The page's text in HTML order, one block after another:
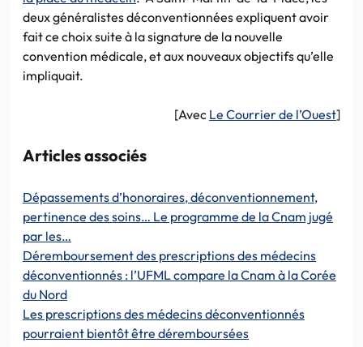
deux généralistes déconventionnées expliquent avoir
fait ce choix suite à la signature de la nouvelle
convention médicale, et aux nouveaux objectifs qu’elle
impliquait.
[Avec Le Courrier de l’Ouest]
Articles associés
Dépassements d’honoraires, déconventionnement,
pertinence des soins… Le programme de la Cnam jugé
par les…
Déremboursement des prescriptions des médecins
déconventionnés : l’UFML compare la Cnam à la Corée
du Nord
Les prescriptions des médecins déconventionnés
pourraient bientôt être déremboursées